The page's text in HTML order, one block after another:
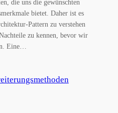
die uns die gewünschten
bietet. Daher ist es
Pattern zu verstehen
zu kennen, bevor wir
Eine…